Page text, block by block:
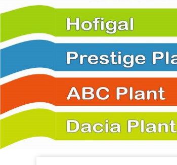
Sanatatea ochilor
Luteina
Sistem digestiv
Stres